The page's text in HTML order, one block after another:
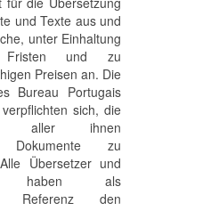
und Texte aus und
unter Einhaltung
Fristen und zu
Preisen an. Die
Bureau Portugais
sich, die
aller ihnen
Dokumente zu
Übersetzer und
haben als
Referenz den